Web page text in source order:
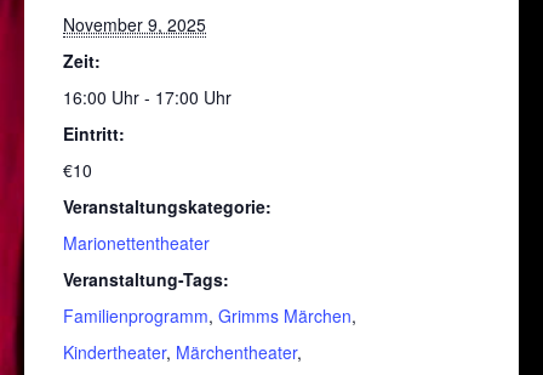
November 9, 2025
Zeit:
16:00 Uhr - 17:00 Uhr
Eintritt:
€10
Veranstaltungskategorie:
Marionettentheater
Veranstaltung-Tags:
Familienprogramm, Grimms Märchen,
Kindertheater, Märchentheater,